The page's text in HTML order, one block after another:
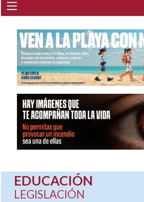
EDUCACIÓN
LEGISLACIÓN